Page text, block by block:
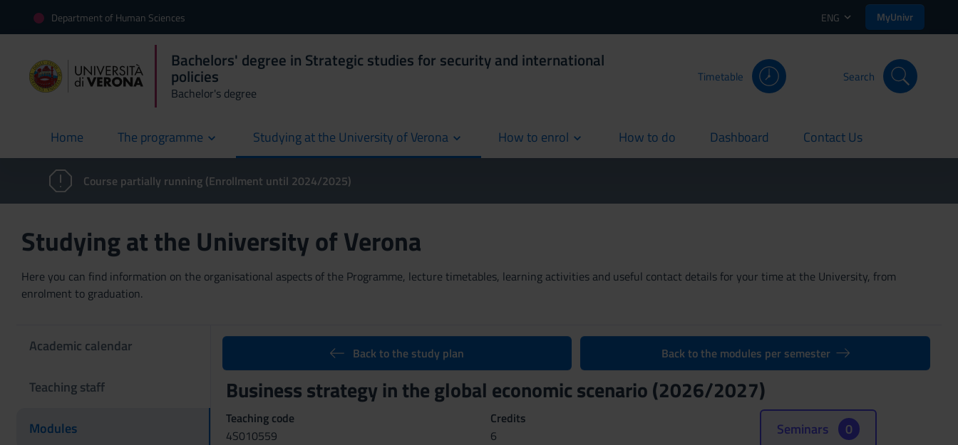
Department of Human Sciences ENG MyUnivr
Bachelors' degree in Strategic studies for security and international
policies
Bachelor's degree
Timetable Search
Home
current The programme Studying at the University of Verona How to enrol How to do
current Dashboard
current Contact Us
current
Course partially running (Enrollment until 2024/2025)
Studying at the University of Verona
Here you can find information on the organisational aspects of the Programme, lecture timetables, learning activities and useful contact details for your time at the University, from
enrolment to graduation.
Academic calendar
Teaching staff
Modules
Back to the study plan Back to the modules per semester
Business strategy in the global economic scenario (2026/2027)
Teaching code
4S010559
Credits
6
Seminars 0